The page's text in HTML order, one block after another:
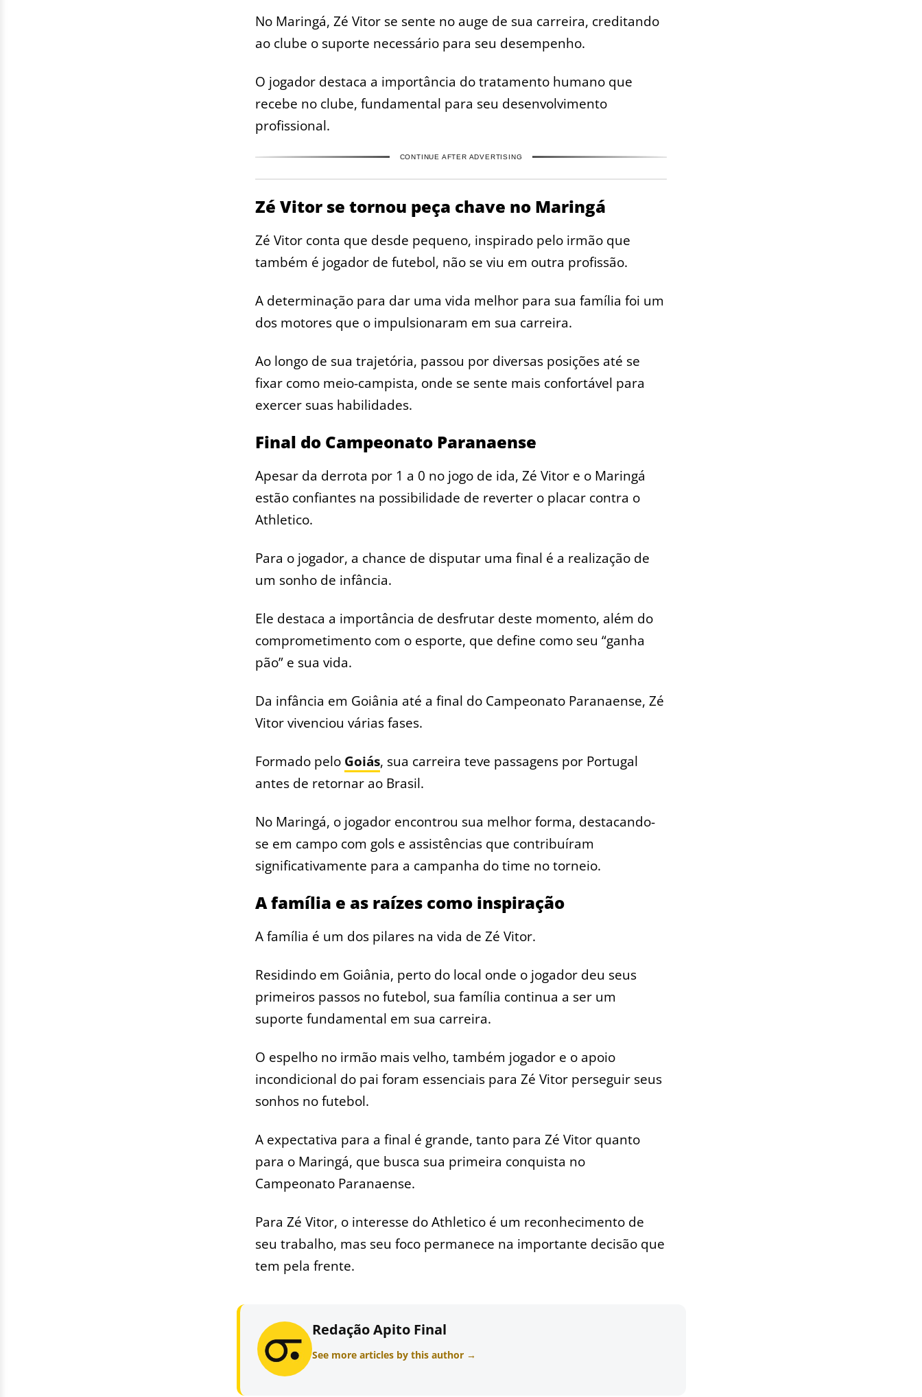
No Maringá, Zé Vitor se sente no auge de sua carreira, creditando
ao clube o suporte necessário para seu desempenho.
O jogador destaca a importância do tratamento humano que
recebe no clube, fundamental para seu desenvolvimento
profissional.
CONTINUE AFTER ADVERTISING
Zé Vitor se tornou peça chave no Maringá
Zé Vitor conta que desde pequeno, inspirado pelo irmão que
também é jogador de futebol, não se viu em outra profissão.
A determinação para dar uma vida melhor para sua família foi um
dos motores que o impulsionaram em sua carreira.
Ao longo de sua trajetória, passou por diversas posições até se
fixar como meio-campista, onde se sente mais confortável para
exercer suas habilidades.
Final do Campeonato Paranaense
Apesar da derrota por 1 a 0 no jogo de ida, Zé Vitor e o Maringá
estão confiantes na possibilidade de reverter o placar contra o
Athletico.
Para o jogador, a chance de disputar uma final é a realização de
um sonho de infância.
Ele destaca a importância de desfrutar deste momento, além do
comprometimento com o esporte, que define como seu “ganha
pão” e sua vida.
Da infância em Goiânia até a final do Campeonato Paranaense, Zé
Vitor vivenciou várias fases.
Formado pelo Goiás, sua carreira teve passagens por Portugal
antes de retornar ao Brasil.
No Maringá, o jogador encontrou sua melhor forma, destacando-
se em campo com gols e assistências que contribuíram
significativamente para a campanha do time no torneio.
A família e as raízes como inspiração
A família é um dos pilares na vida de Zé Vitor.
Residindo em Goiânia, perto do local onde o jogador deu seus
primeiros passos no futebol, sua família continua a ser um
suporte fundamental em sua carreira.
O espelho no irmão mais velho, também jogador e o apoio
incondicional do pai foram essenciais para Zé Vitor perseguir seus
sonhos no futebol.
A expectativa para a final é grande, tanto para Zé Vitor quanto
para o Maringá, que busca sua primeira conquista no
Campeonato Paranaense.
Para Zé Vitor, o interesse do Athletico é um reconhecimento de
seu trabalho, mas seu foco permanece na importante decisão que
tem pela frente.
Redação Apito Final
See more articles by this author →